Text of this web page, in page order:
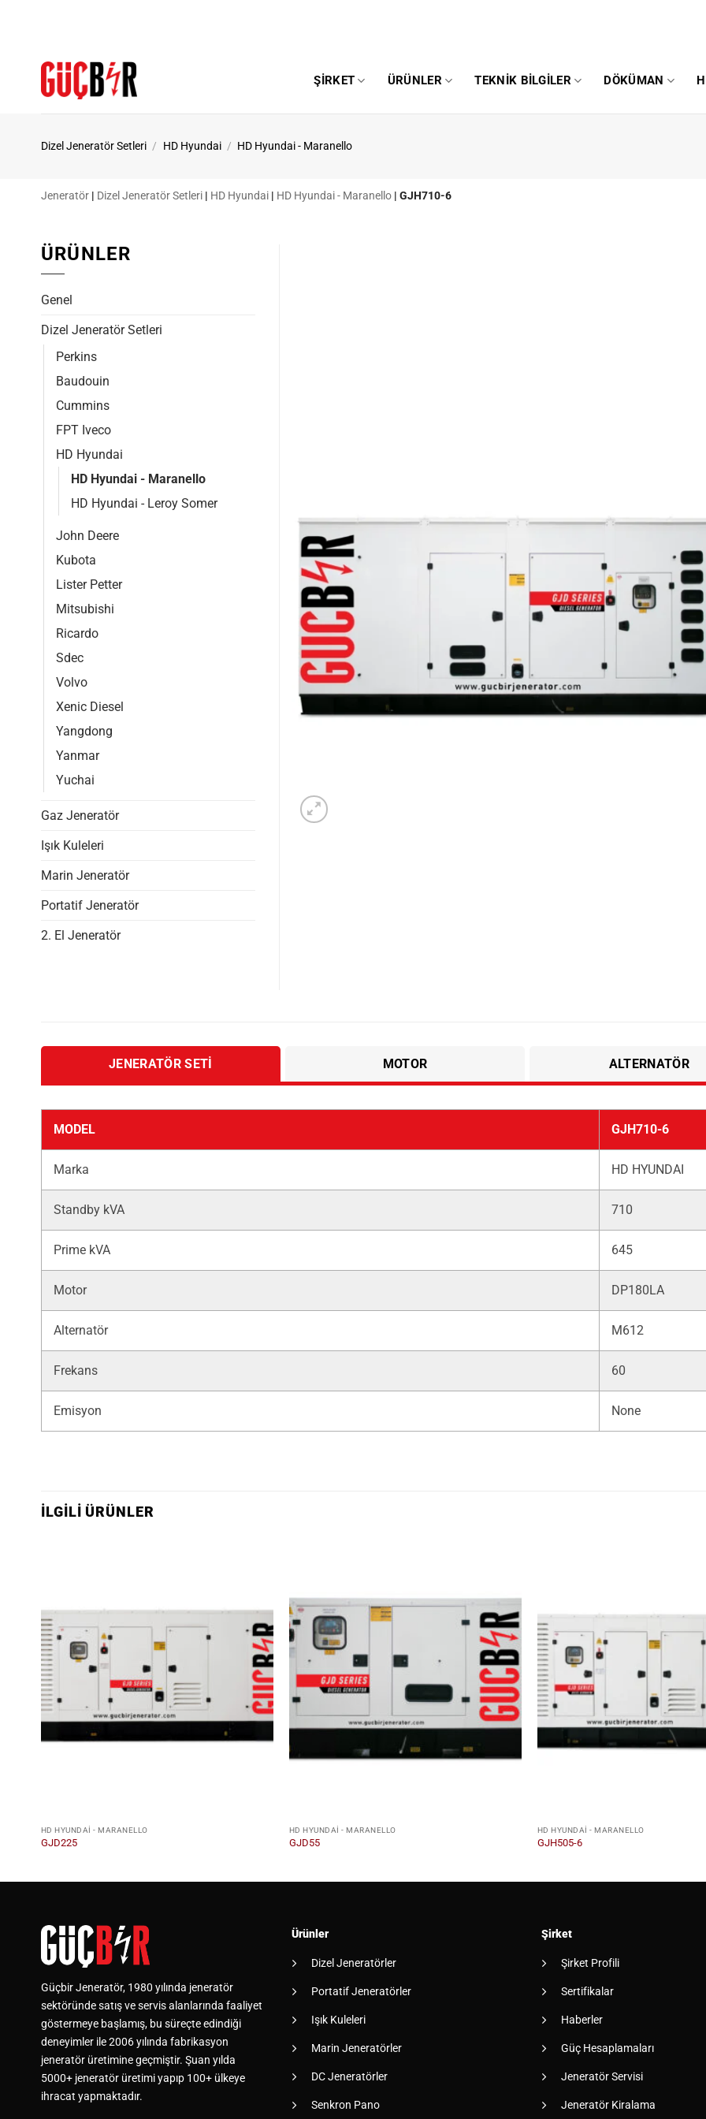
ŞIRKET ÜRÜNLER TEKNIK BILGILER DÖKÜMAN
Dizel Jeneratör Setleri / HD Hyundai / HD Hyundai - Maranello
Jeneratör | Dizel Jeneratör Setleri | HD Hyundai | HD Hyundai - Maranello | GJH710-6
ÜRÜNLER
Genel
Dizel Jeneratör Setleri
Perkins
Baudouin
Cummins
FPT Iveco
HD Hyundai
HD Hyundai - Maranello
HD Hyundai - Leroy Somer
John Deere
Kubota
Lister Petter
Mitsubishi
Ricardo
Sdec
Volvo
Xenic Diesel
Yangdong
Yanmar
Yuchai
Gaz Jeneratör
Işık Kuleleri
Marin Jeneratör
Portatif Jeneratör
2. El Jeneratör
JENERATÖR SETI MOTOR ALTERNATÖR
MODEL GJH710-6
Marka HD HYUNDAI
Standby kVA 710
Prime kVA 645
Motor DP180LA
Alternatör M612
Frekans 60
Emisyon None
İLGILI ÜRÜNLER
HD HYUNDAI - MARANELLO
GJD225
HD HYUNDAI - MARANELLO
GJD55
HD HYUNDAI - MARANELLO
GJH505-6
Güçbir Jeneratör, 1980 yılında jeneratör
sektöründe satış ve servis alanlarında faaliyet
göstermeye başlamış, bu süreçte edindiği
deneyimler ile 2006 yılında fabrikasyon
jeneratör üretimine geçmiştir. Şuan yılda
5000+ jeneratör üretimi yapıp 100+ ülkeye
ihracat yapmaktadır.
Ürünler
Dizel Jeneratörler
Portatif Jeneratörler
Işık Kuleleri
Marin Jeneratörler
DC Jeneratörler
Senkron Pano
Şirket
Şirket Profili
Sertifikalar
Haberler
Güç Hesaplamaları
Jeneratör Servisi
Jeneratör Kiralama